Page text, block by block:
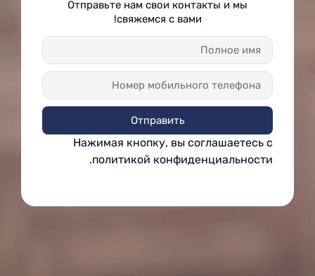
Отправьте нам свои контакты и мы
свяжемся с вами!
Отправить
Нажимая кнопку, вы соглашаетесь с
политикой конфиденциальности.